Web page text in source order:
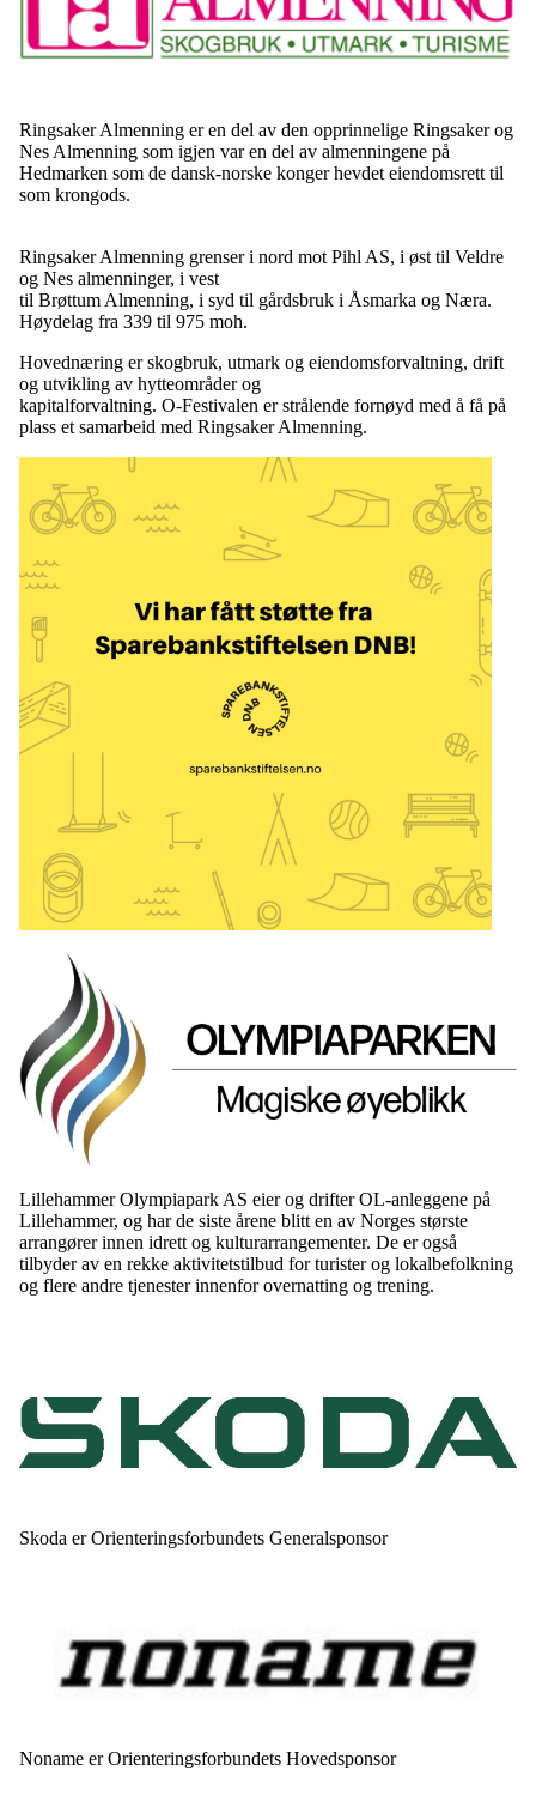
Ringsaker Almenning er en del av den opprinnelige Ringsaker og
Nes Almenning som igjen var en del av almenningene på
Hedmarken som de dansk-norske konger hevdet eiendomsrett til
som krongods.
Ringsaker Almenning grenser i nord mot Pihl AS, i øst til Veldre
og Nes almenninger, i vest
til Brøttum Almenning, i syd til gårdsbruk i Åsmarka og Næra.
Høydelag fra 339 til 975 moh.
Hovednæring er skogbruk, utmark og eiendomsforvaltning, drift
og utvikling av hytteområder og
kapitalforvaltning. O-Festivalen er strålende fornøyd med å få på
plass et samarbeid med Ringsaker Almenning.
Lillehammer Olympiapark AS eier og drifter OL-anleggene på
Lillehammer, og har de siste årene blitt en av Norges største
arrangører innen idrett og kulturarrangementer. De er også
tilbyder av en rekke aktivitetstilbud for turister og lokalbefolkning
og flere andre tjenester innenfor overnatting og trening.
Skoda er Orienteringsforbundets Generalsponsor
Noname er Orienteringsforbundets Hovedsponsor